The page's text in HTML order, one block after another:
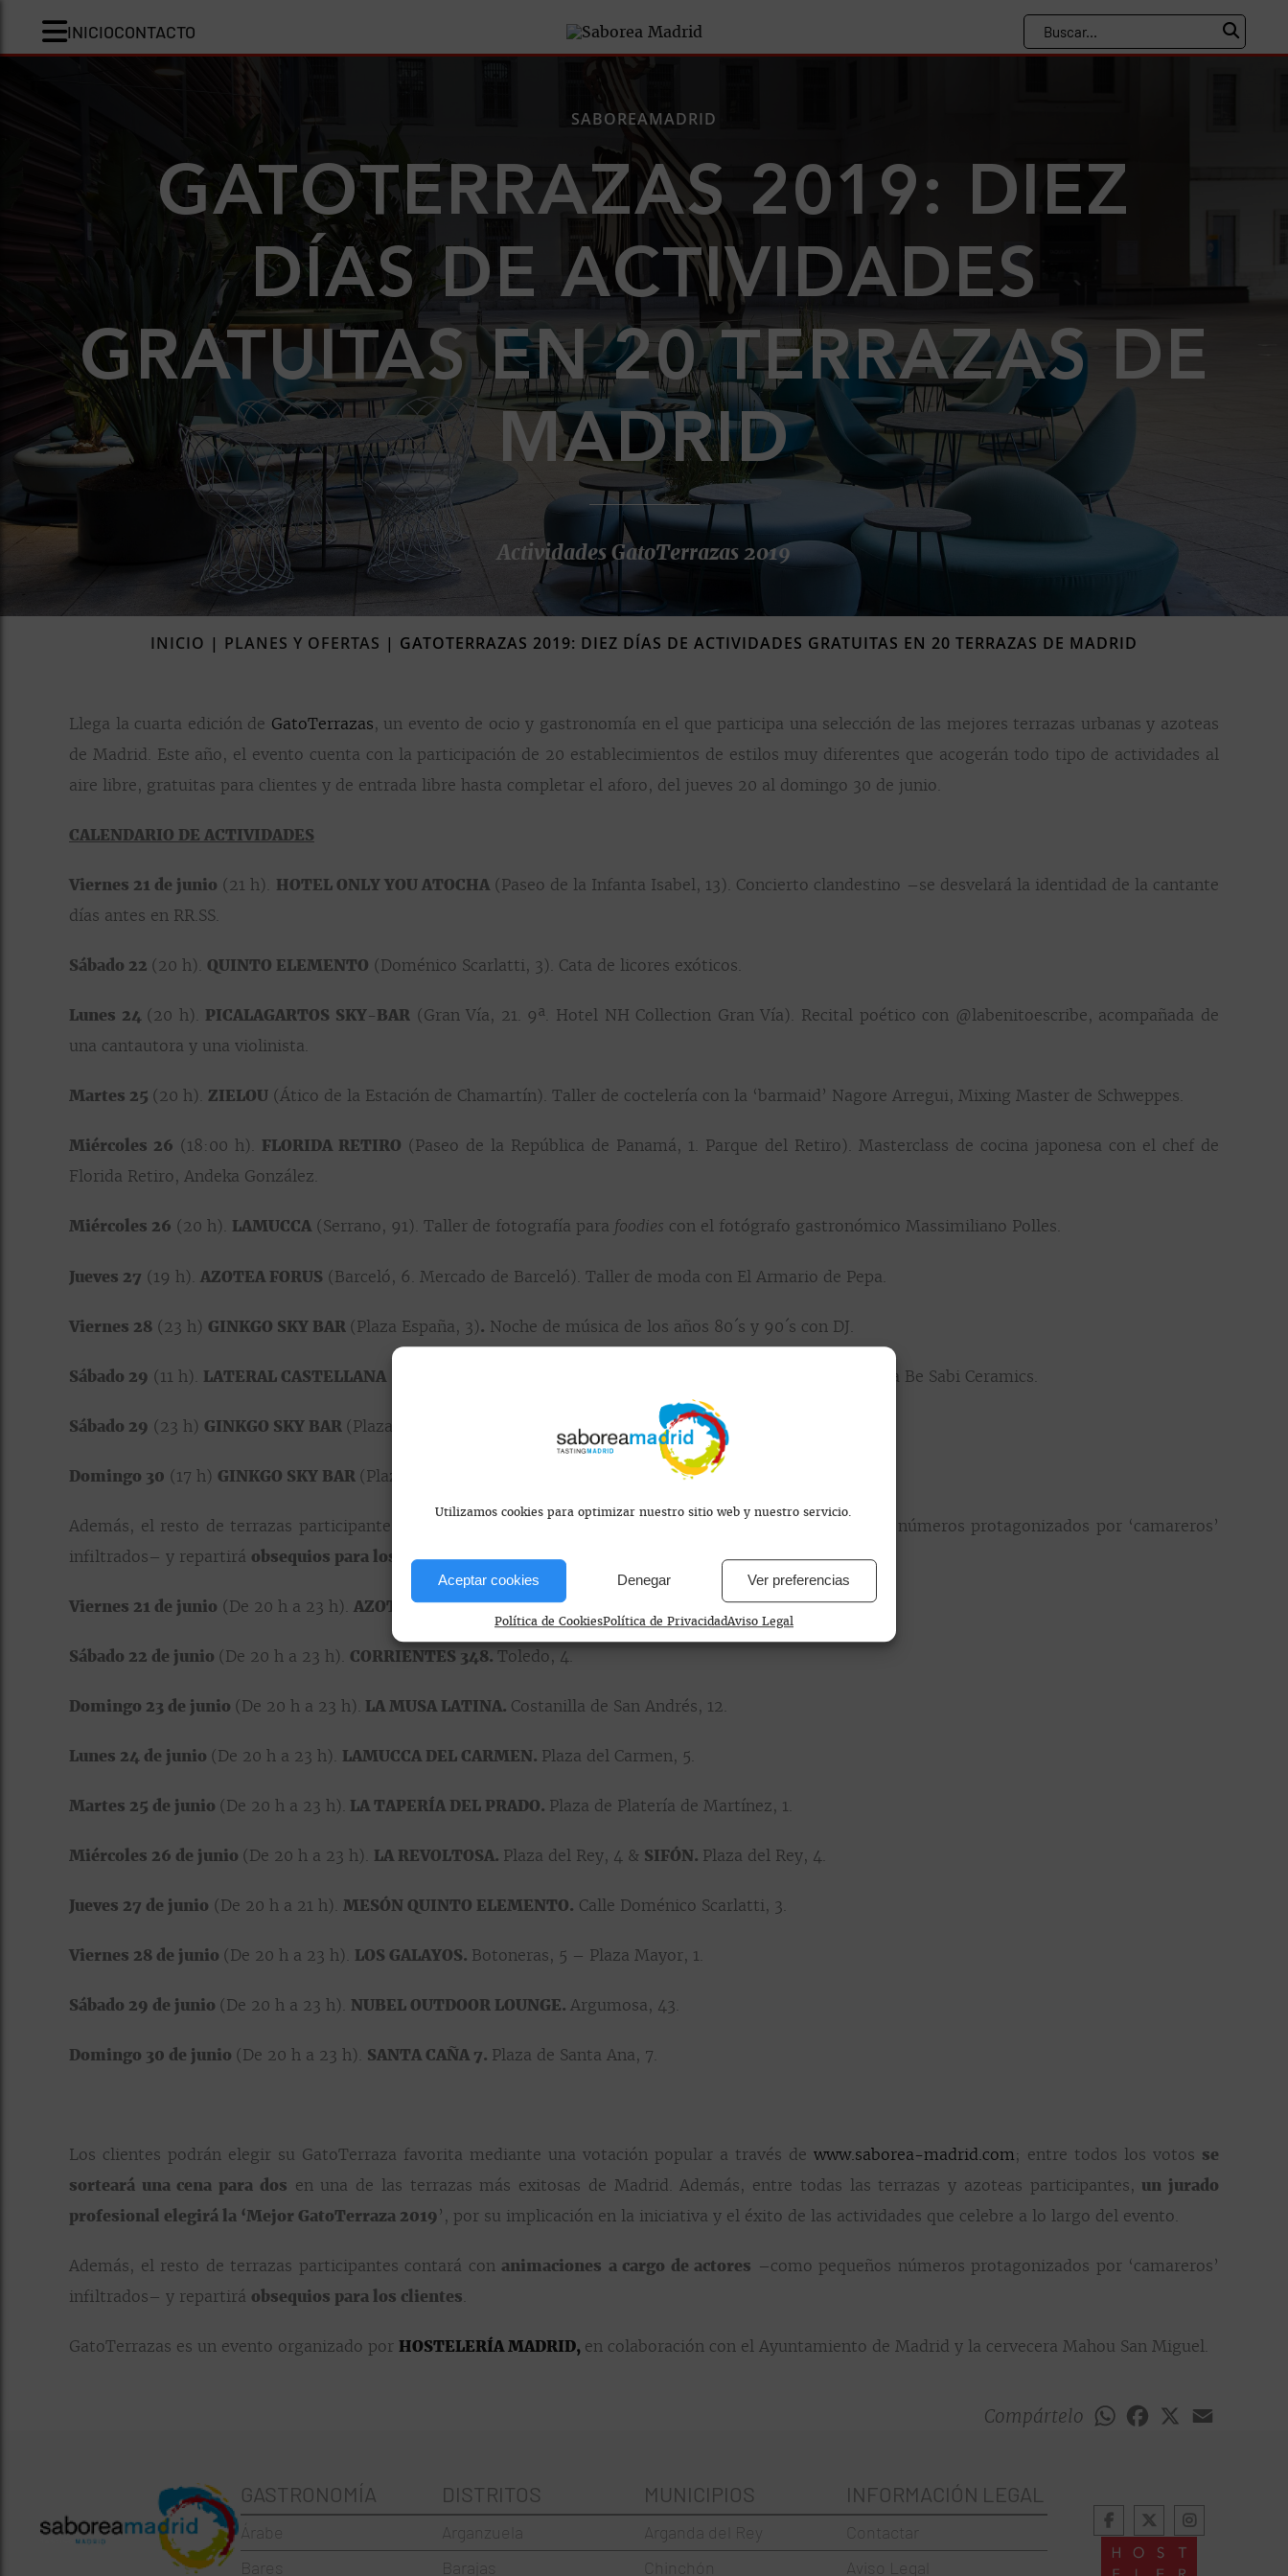
Utilizamos cookies para optimizar nuestro sitio web y nuestro servicio.
Aceptar cookies Denegar Ver preferencias
Política de CookiesPolítica de PrivacidadAviso Legal
INICIOCONTACTO
SABOREAMADRID
GATOTERRAZAS 2019: DIEZ
DÍAS DE ACTIVIDADES
GRATUITAS EN 20 TERRAZAS DE
MADRID
Actividades GatoTerrazas 2019
INICIO | PLANES Y OFERTAS | GATOTERRAZAS 2019: DIEZ DÍAS DE ACTIVIDADES GRATUITAS EN 20 TERRAZAS DE MADRID
Llega la cuarta edición de GatoTerrazas, un evento de ocio y gastronomía en el que participa una selección de las mejores terrazas urbanas y azoteas
de Madrid. Este año, el evento cuenta con la participación de 20 establecimientos de estilos muy diferentes que acogerán todo tipo de actividades al
aire libre, gratuitas para clientes y de entrada libre hasta completar el aforo, del jueves 20 al domingo 30 de junio.
CALENDARIO DE ACTIVIDADES
Viernes 21 de junio (21 h). HOTEL ONLY YOU ATOCHA(Paseo de la Infanta Isabel, 13). Concierto clandestino –se desvelará la identidad de la cantante
días antes en RR.SS.
Sábado 22 (20 h). QUINTO ELEMENTO (Doménico Scarlatti, 3). Cata de licores exóticos.
Lunes 24 (20 h). PICALAGARTOS SKY-BAR (Gran Vía, 21. 9ª. Hotel NH Collection Gran Vía). Recital poético con @labenitoescribe, acompañada de
una cantautora y una violinista.
Martes 25 (20 h). ZIELOU (Ático de la Estación de Chamartín). Taller de coctelería con la ‘barmaid’ Nagore Arregui, Mixing Master de Schweppes.
Miércoles 26 (18:00 h). FLORIDA RETIRO (Paseo de la República de Panamá, 1. Parque del Retiro). Masterclass de cocina japonesa con el chef de
Florida Retiro, Andeka González.
Miércoles 26 (20 h). LAMUCCA(Serrano, 91). Taller de fotografía para foodies con el fotógrafo gastronómico Massimiliano Polles.
Jueves 27 (19 h). AZOTEA FORUS (Barceló, 6. Mercado de Barceló). Taller de moda con El Armario de Pepa.
Viernes 28 (23 h) GINKGO SKY BAR (Plaza España, 3). Noche de música de los años 80´s y 90´s con DJ.
Sábado 29 (11 h). LATERAL CASTELLANA(Paseo de la Castellana, 42). Taller de joyería con la firma artesana Be Sabi Ceramics.
Sábado 29 (23 h) GINKGO SKY BAR (Plaza España, 3). Dj Session IT´s House.
Domingo 30 (17 h) GINKGO SKY BAR (Plaza España, 3). Música a la carta.
Además, el resto de terrazas participantes contará con animaciones a cargo de actores
–como pequeños números protagonizados por ‘camareros’
infiltrados– y repartirá obsequios para los clientes.
Viernes 21 de junio (De 20 h a 23 h). AZOTEA DEL CÍRCULO.C/Marqués de Casa Riera, 2
Sábado 22 de junio (De 20 h a 23 h). CORRIENTES 348. Toledo, 4.
Domingo 23 de junio (De 20 h a 23 h). LA MUSA LATINA. Costanilla de San Andrés, 12.
Lunes 24 de junio (De 20 h a 23 h). LAMUCCA DEL CARMEN. Plaza del Carmen, 5.
Martes 25 de junio (De 20 h a 23 h). LA TAPERÍA DEL PRADO. Plaza de Platería de Martínez, 1.
Miércoles 26 de junio (De 20 h a 23 h). LA REVOLTOSA. Plaza del Rey, 4 & SIFÓN. Plaza del Rey, 4.
Jueves 27 de junio (De 20 h a 21 h). MESÓN QUINTO ELEMENTO. Calle Doménico Scarlatti, 3.
Viernes 28 de junio (De 20 h a 23 h). LOS GALAYOS. Botoneras, 5 – Plaza Mayor, 1.
Sábado 29 de junio (De 20 h a 23 h). NUBEL OUTDOOR LOUNGE. Argumosa, 43.
Domingo 30 de junio (De 20 h a 23 h). SANTA CAÑA 7. Plaza de Santa Ana, 7.
Los clientes podrán elegir su GatoTerraza favorita mediante una votación popular a través de www.saborea-madrid.com; entre todos los votos se
sorteará una cena para dos en una de las terrazas más exitosas de Madrid. Además, entre todas las terrazas y azoteas participantes, un jurado
profesional elegirá la ‘Mejor GatoTerraza 2019’, por su implicación en la iniciativa y el éxito de las actividades que celebre a lo largo del evento.
Además, el resto de terrazas participantes contará con animaciones a cargo de actores –como pequeños números protagonizados por ‘camareros’
infiltrados– y repartirá obsequios para los clientes.
GatoTerrazas es un evento organizado por HOSTELERÍA MADRID, en colaboración con el Ayuntamiento de Madrid y la cervecera Mahou San Miguel.
Compártelo WhatsApp
Facebook
X
GASTRONOMÍA
Árabe
Bares
DISTRITOS
Arganzuela
Barajas
MUNICIPIOS
Arganda del Rey
Chinchón
INFORMACIÓN LEGAL
Contactar
Aviso Legal